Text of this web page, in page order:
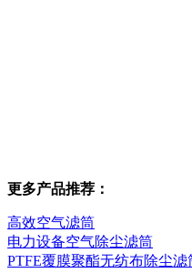
更多产品推荐：
高效空气滤筒
电力设备空气除尘滤筒
PTFE覆膜聚酯无纺布除尘滤